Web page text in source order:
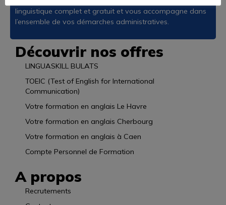
linguistique complet et gratuit et vous accompagne dans
l’ensemble de vos démarches administratives.
Découvrir nos offres
LINGUASKILL BULATS
TOEIC (Test of English for International
Communication)
Votre formation en anglais Le Havre
Votre formation en anglais Cherbourg
Votre formation en anglais à Caen
Compte Personnel de Formation
A propos
Recrutements